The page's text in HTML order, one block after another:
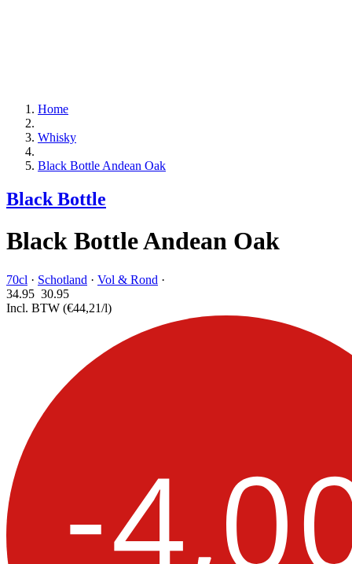
Home
Whisky
Black Bottle Andean Oak
Black Bottle
Black Bottle Andean Oak
70cl · Schotland · Vol & Rond ·
34.95 30.95
Incl. BTW (€44,21/l)